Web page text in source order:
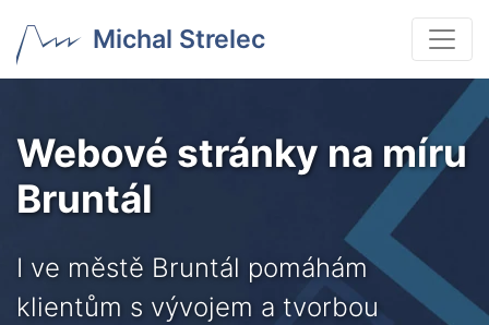
Michal Strelec
Webové stránky na míru
Bruntál
I ve městě Bruntál pomáhám
klientům s vývojem a tvorbou